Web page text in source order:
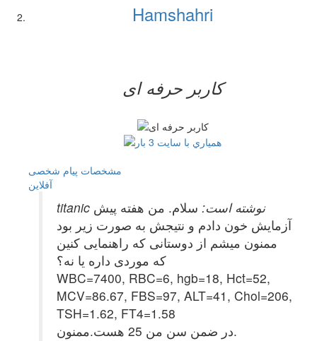
Hamshahri
کاربر حرفه ای
مشخصات پیام شخصی
آفلاين
titanic نوشته است: سلام. من هفته پیش
آزمایش خون دادم و نتیجش به صورت زیر بود
ممنون میشم از دوستانی که راهنمایی کنین
که موردی داره یا نه؟
WBC=7400, RBC=6, hgb=18, Hct=52,
MCV=86.67, FBS=97, ALT=41, Chol=206,
TSH=1.62, FT4=1.58
در ضمن سن من 25 هست.ممنون.